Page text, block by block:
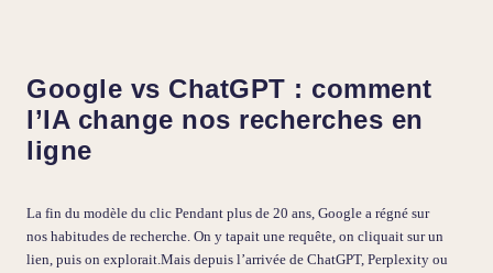
Google vs ChatGPT : comment
l’IA change nos recherches en
ligne
La fin du modèle du clic Pendant plus de 20 ans, Google a régné sur
nos habitudes de recherche. On y tapait une requête, on cliquait sur un
lien, puis on explorait.Mais depuis l’arrivée de ChatGPT, Perplexity ou